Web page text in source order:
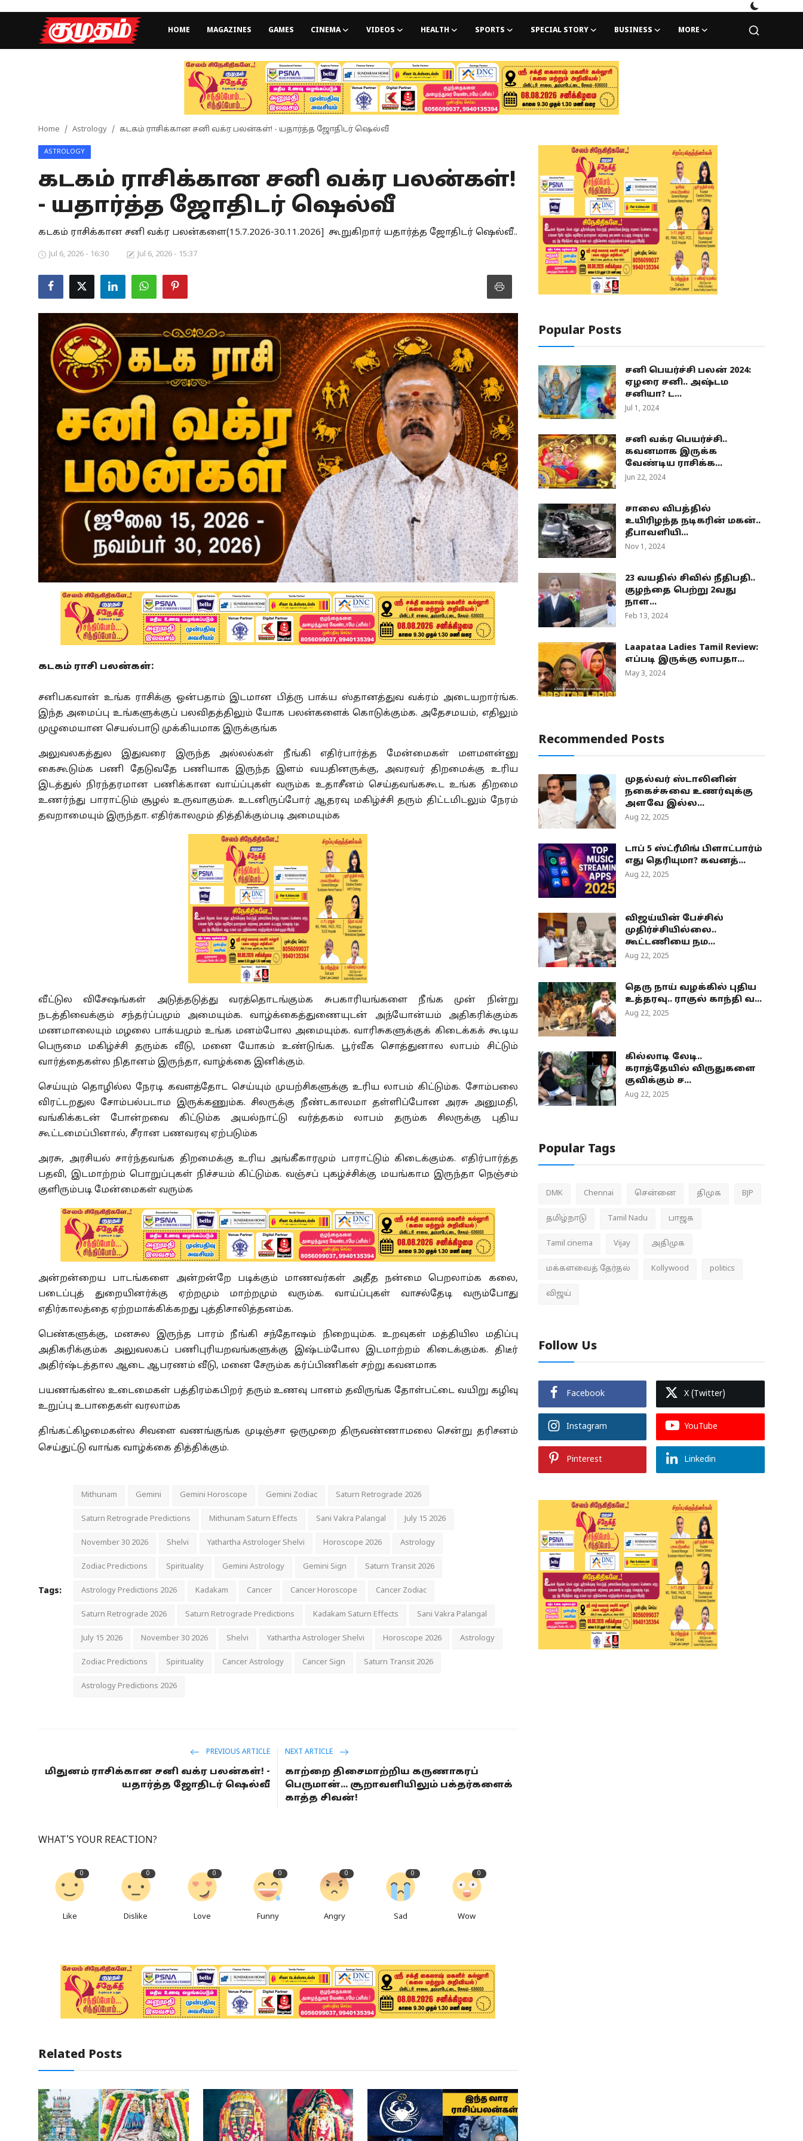
HOME MAGAZINES GAMES CINEMA VIDEOS HEALTH SPORTS SPECIAL STORY BUSINESS MORE
Games
Health
Special Story
Business
Tamilnadu
National
Astrology
Spirituality
Weather
Home Astrology கடகம் ராசிக்கான சனி வக்ர பலன்கள்! - யதார்த்த ஜோதிடர் ஷெல்வீ
ASTROLOGY
கடகம் ராசிக்கான சனி வக்ர பலன்கள்!
- யதார்த்த ஜோதிடர் ஷெல்வீ
கடகம் ராசிக்கான சனி வக்ர பலன்களை(15.7.2026-30.11.2026] கூறுகிறார் யதார்த்த ஜோதிடர் ஷெல்வீ..
Jul 6, 2026 - 16:30 Jul 6, 2026 - 15:37
கடகம் ராசி பலன்கள்:
சனிபகவான் உங்க ராசிக்கு ஒன்பதாம் இடமான பித்ரு பாக்ய ஸ்தானத்துவ வக்ரம் அடையறார்ங்க.
இந்த அமைப்பு உங்களுக்குப் பலவிதத்திலும் யோக பலன்களைக் கொடுக்கும்க. அதேசமயம், எதிலும்
முழுமையான செயல்பாடு முக்கியமாக இருக்குங்க
அலுவலகத்துல இதுவரை இருந்த அல்லல்கள் நீங்கி எதிர்பார்த்த மேன்மைகள் மளமளன்னு
கைகூடும்க பணி தேடுவதே பணியாக இருந்த இளம் வயதினருக்கு,அவரவர் திறமைக்கு உரிய
இடத்துல் நிரந்தரமான பணிக்கான வாய்ப்புகள் வரும்க உதாசீனம் செய்தவங்ககூட உங்க திறமை
உணர்ந்து பாராட்டும் சூழல் உருவாகும்சு. உடனிருப்போர் ஆதரவு மகிழ்ச்சி தரும் திட்டமிடலும் நேரம்
தவறாமையும் இருந்தா. எதிர்காலமும் தித்திக்கும்படி அமையும்க
வீட்டுல விசேஷங்கள் அடுத்தடுத்து வரத்தொடங்கும்க சுபகாரியங்களை நீங்க முன் நின்று
நடத்திவைக்கும் சந்தர்ப்பமும் அமையும்க. வாழ்க்கைத்துணையுடன் அந்யோன்யம் அதிகரிக்கும்க
மணமாலையும் மழலை பாக்யமும் உங்க மனம்போல அமையும்க. வாரிசுகளுக்குக் கிடைக்கக் கூடிய
பெருமை மகிழ்ச்சி தரும்க வீடு, மனை யோகம் உண்டுங்க. பூர்வீக சொத்துனால லாபம் சிட்டும்
வார்த்தைகள்ல நிதானம் இருந்தா, வாழ்க்கை இனிக்கும்.
செய்யும் தொழில்ல நேரடி கவளத்தோட செய்யும் முயற்சிகளுக்கு உரிய லாபம் கிட்டும்க. சோம்பலை
விரட்டறதுல சோம்பல்படாம இருக்கணும்க. சிலருக்கு நீண்டகாலமா தள்ளிப்போன அரசு அனுமதி,
வங்கிக்கடன் போன்றவை கிட்டும்க அயல்நாட்டு வர்த்தகம் லாபம் தரும்க சிலருக்கு புதிய
கூட்டமைப்பினால், சீரான பணவரவு ஏற்படும்க
அரசு, அரசியல் சார்ந்தவங்க திறமைக்கு உரிய அங்கீகாரமும் பாராட்டும் கிடைக்கும்க. எதிர்பார்த்த
பதவி, இடமாற்றம் பொறுப்புகள் நிச்சயம் கிட்டும்க. வஞ்சப் புகழ்ச்சிக்கு மயங்காம இருந்தா நெஞ்சம்
குளிரும்படி மேன்மைகள் வரும்க
அன்றன்றைய பாடங்களை அன்றன்றே படிக்கும் மாணவர்கள் அதீத நன்மை பெறலாம்க கலை,
படைப்புத் துறையினர்க்கு ஏற்றமும் மாற்றமும் வரும்க. வாய்ப்புகள் வாசல்தேடி வரும்போது
எதிர்காலத்தை ஏற்றமாக்கிக்கறது புத்திசாலித்தனம்க.
பெண்களுக்கு, மனசுல இருந்த பாரம் நீங்கி சந்தோஷம் நிறையும்க. உறவுகள் மத்தியில மதிப்பு
அதிகரிக்கும்க அலுவலகப் பணிபுரியறவங்களுக்கு இஷ்டம்போல இடமாற்றம் கிடைக்கும்க. திடீர்
அதிர்ஷ்டத்தால ஆடை ஆபரணம் வீடு, மனை சேரும்க கர்ப்பிணிகள் சற்று கவனமாக
பயணங்கள்ல உடைமைகள் பத்திரம்கபிறர் தரும் உணவு பானம் தவிருங்க தோள்பட்டை வயிறு கழிவு
உறுப்பு உபாதைகள் வரலாம்க
திங்கட்கிழமைகள்ல சிவளை வணங்குங்க முடிஞ்சா ஒருமுறை திருவண்ணாமலை சென்று தரிசனம்
செய்துட்டு வாங்க வாழ்க்கை தித்திக்கும்.
Tags:
Mithunam Gemini Gemini Horoscope Gemini Zodiac Saturn Retrograde 2026
Saturn Retrograde Predictions Mithunam Saturn Effects Sani Vakra Palangal July 15 2026
November 30 2026 Shelvi Yathartha Astrologer Shelvi Horoscope 2026 Astrology
Zodiac Predictions Spirituality Gemini Astrology Gemini Sign Saturn Transit 2026
Astrology Predictions 2026 Kadakam Cancer Cancer Horoscope Cancer Zodiac
Saturn Retrograde 2026 Saturn Retrograde Predictions Kadakam Saturn Effects Sani Vakra Palangal
July 15 2026 November 30 2026 Shelvi Yathartha Astrologer Shelvi Horoscope 2026 Astrology
Zodiac Predictions Spirituality Cancer Astrology Cancer Sign Saturn Transit 2026
Astrology Predictions 2026
PREVIOUS ARTICLE
மிதுனம் ராசிக்கான சனி வக்ர பலன்கள்! -
யதார்த்த ஜோதிடர் ஷெல்வீ
NEXT ARTICLE
காற்றை திசைமாற்றிய கருணாகரப்
பெருமான்... சூறாவளியிலும் பக்தர்களைக்
காத்த சிவன்!
WHAT'S YOUR REACTION?
0
Like
0
Dislike
0
Love
0
Funny
0
Angry
0
Sad
0
Wow
Related Posts
Popular Posts
சனி பெயர்ச்சி பலன் 2024:
ஏழரை சனி.. அஷ்டம
சனியா? ட...
Jul 1, 2024
சனி வக்ர பெயர்ச்சி..
கவனமாக இருக்க
வேண்டிய ராசிக்க...
Jun 22, 2024
சாலை விபத்தில்
உயிரிழந்த நடிகரின் மகன்..
தீபாவளியி...
Nov 1, 2024
23 வயதில் சிவில் நீதிபதி..
குழந்தை பெற்று 2வது
நாள...
Feb 13, 2024
Laapataa Ladies Tamil Review:
எப்படி இருக்கு லாபதா...
May 3, 2024
Recommended Posts
முதல்வர் ஸ்டாலினின்
நகைச்சுவை உணர்வுக்கு
அளவே இல்ல...
Aug 22, 2025
டாப் 5 ஸ்ட்ரீமிங் பிளாட்பார்ம்
எது தெரியுமா? கவனத்...
Aug 22, 2025
விஜய்யின் பேச்சில்
முதிர்ச்சியில்லை..
கூட்டணியை நம...
Aug 22, 2025
தெரு நாய் வழக்கில் புதிய
உத்தரவு.. ராகுல் காந்தி வ...
Aug 22, 2025
கில்லாடி லேடி..
கராத்தேயில் விருதுகளை
குவிக்கும் ச...
Aug 22, 2025
Popular Tags
DMK Chennai சென்னை திமுக BJP
தமிழ்நாடு Tamil Nadu பாஜக
Tamil cinema Vijay அதிமுக
மக்களவைத் தேர்தல் Kollywood politics
விஜய்
Follow Us
Facebook X (Twitter)
Instagram YouTube
Pinterest Linkedin